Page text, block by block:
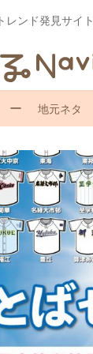
レンド発見サイト
地元ネタ